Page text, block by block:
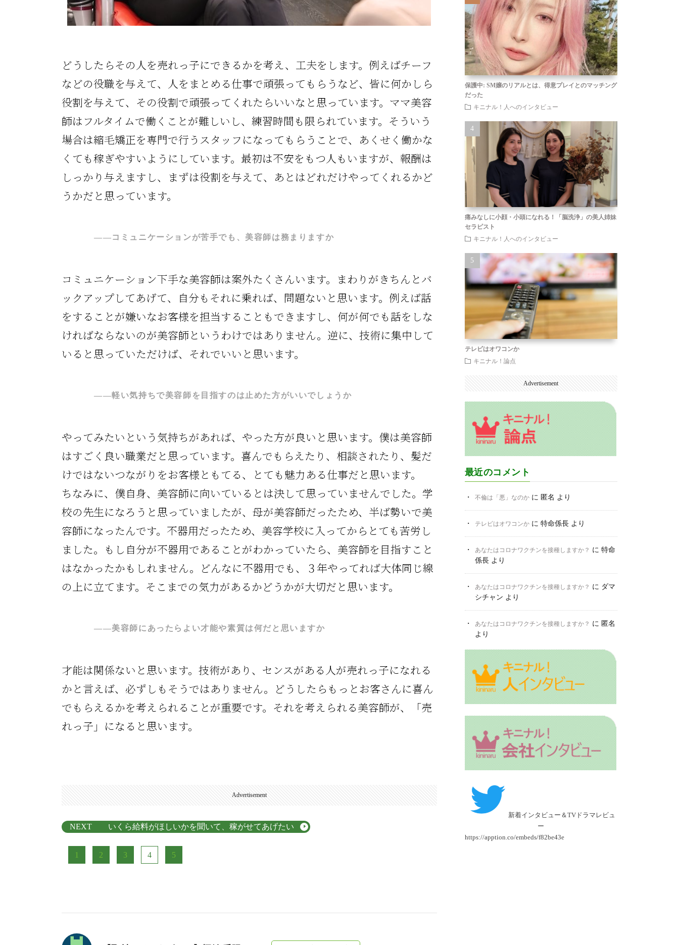
どうしたらその人を売れっ子にできるかを考え、工夫をします。例えばチーフ
などの役職を与えて、人をまとめる仕事で頑張ってもらうなど、皆に何かしら
役割を与えて、その役割で頑張ってくれたらいいなと思っています。ママ美容
師はフルタイムで働くことが難しいし、練習時間も限られています。そういう
場合は縮毛矯正を専門で行うスタッフになってもらうことで、あくせく働かな
くても稼ぎやすいようにしています。最初は不安をもつ人もいますが、報酬は
しっかり与えますし、まずは役割を与えて、あとはどれだけやってくれるかど
うかだと思っています。
――コミュニケーションが苦手でも、美容師は務まりますか
コミュニケーション下手な美容師は案外たくさんいます。まわりがきちんとバ
ックアップしてあげて、自分もそれに乗れば、問題ないと思います。例えば話
をすることが嫌いなお客様を担当することもできますし、何が何でも話をしな
ければならないのが美容師というわけではありません。逆に、技術に集中して
いると思っていただけば、それでいいと思います。
――軽い気持ちで美容師を目指すのは止めた方がいいでしょうか
やってみたいという気持ちがあれば、やった方が良いと思います。僕は美容師
はすごく良い職業だと思っています。喜んでもらえたり、相談されたり、髪だ
けではないつながりをお客様ともてる、とても魅力ある仕事だと思います。
ちなみに、僕自身、美容師に向いているとは決して思っていませんでした。学
校の先生になろうと思っていましたが、母が美容師だったため、半ば勢いで美
容師になったんです。不器用だったため、美容学校に入ってからとても苦労し
ました。もし自分が不器用であることがわかっていたら、美容師を目指すこと
はなかったかもしれません。どんなに不器用でも、３年やってれば大体同じ線
の上に立てます。そこまでの気力があるかどうかが大切だと思います。
――美容師にあったらよい才能や素質は何だと思いますか
才能は関係ないと思います。技術があり、センスがある人が売れっ子になれる
かと言えば、必ずしもそうではありません。どうしたらもっとお客さんに喜ん
でもらえるかを考えられることが重要です。それを考えられる美容師が、「売
れっ子」になると思います。
Advertisement
NEXT いくら給料がほしいかを聞いて、稼がせてあげたい
1 2 3 4 5
保護中: SM嬢のリアルとは、得意プレイとのマッチング
だった
キニナル！人へのインタビュー
痛みなしに小顔・小頭になれる！「脳洗浄」の美人姉妹
セラピスト
キニナル！人へのインタビュー
テレビはオワコンか
キニナル！論点
Advertisement
最近のコメント
不倫は「悪」なのかに 匿名 より
テレビはオワコンかに 特命係長より
あなたはコロナワクチンを接種しますか？ に 特命
係長より
あなたはコロナワクチンを接種しますか？ に ダマ
シチャン より
あなたはコロナワクチンを接種しますか？ に 匿名
より
新着インタビュー＆TVドラマレビュ
ー
https://apption.co/embeds/f82be43e